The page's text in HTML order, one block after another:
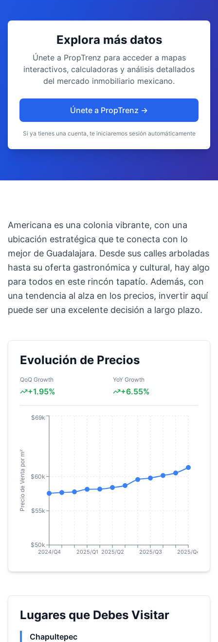
Explora más datos
Únete a PropTrenz para acceder a mapas
interactivos, calculadoras y análisis detallados
del mercado inmobiliario mexicano.
Únete a PropTrenz →
Si ya tienes una cuenta, te iniciaremos sesión automáticamente
Americana es una colonia vibrante, con una
ubicación estratégica que te conecta con lo
mejor de Guadalajara. Desde sus calles arboladas
hasta su oferta gastronómica y cultural, hay algo
para todos en este rincón tapatío. Además, con
una tendencia al alza en los precios, invertir aquí
puede ser una excelente decisión a largo plazo.
Evolución de Precios
QoQ Growth
+1.95%
YoY Growth
+6.55%
2024/Q4 2025/Q1 2025/Q2 2025/Q3 2025/Q4
$50k
$55k
$60k
$69k
Precio de Venta por m²
Lugares que Debes Visitar
Chapultepec